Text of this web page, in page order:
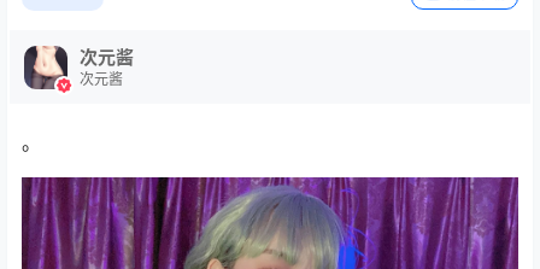
次元酱
次元酱
。